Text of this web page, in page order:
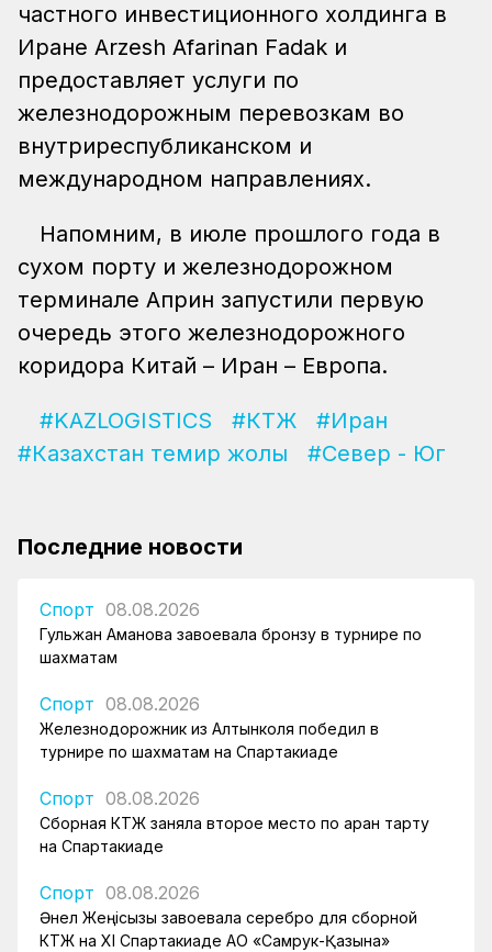
частного инвестиционного холдинга в
Иране Arzesh Afarinan Fadak и
предоставляет услуги по
железнодорожным перевозкам во
внутриреспубликанском и
международном направлениях.
Напомним, в июле прошлого года в
сухом порту и железнодорожном
терминале Априн запустили первую
очередь этого железнодорожного
коридора Китай – Иран – Европа.
#KAZLOGISTICS #КТЖ
#Иран
#Казахстан темир жолы
#Север - Юг
Последние новости
Спорт 08.08.2026
Гульжан Аманова завоевала бронзу в турнире по
шахматам
Спорт 08.08.2026
Железнодорожник из Алтынколя победил в
турнире по шахматам на Спартакиаде
Спорт 08.08.2026
Сборная КТЖ заняла второе место по арқан тарту
на Спартакиаде
Спорт 08.08.2026
Әнел Жеңісқызы завоевала серебро для сборной
КТЖ на XI Спартакиаде АО «Самрук-Қазына»